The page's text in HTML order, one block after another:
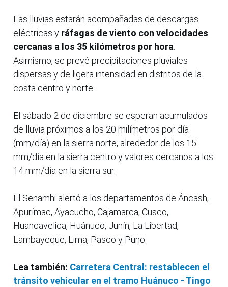
Las lluvias estarán acompañadas de descargas
eléctricas y ráfagas de viento con velocidades
cercanas a los 35 kilómetros por hora
Asimismo, se prevé precipitaciones pluviales
dispersas y de ligera intensidad en distritos de la
costa centro y norte.
El sábado 2 de diciembre se esperan acumulados
de lluvia próximos a los 20 milímetros por día
(mm/día) en la sierra norte, alrededor de los 15
mm/día en la sierra centro y valores cercanos a los
14 mm/día en la sierra sur.
El Senamhi alertó a los departamentos de Áncash,
Apurímac, Ayacucho, Cajamarca, Cusco,
Huancavelica, Huánuco, Junín, La Libertad,
Lambayeque, Lima, Pasco y Puno.
Lea también: Carretera Central: restablecen el
tránsito vehicular en el tramo Huánuco - Tingo